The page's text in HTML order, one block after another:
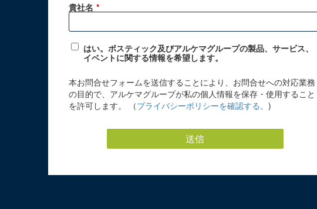
*
貴社名
はい。ボスティック及びアルケマグループの製品、サービス、
イベントに関する情報を希望します。
本お問合せフォームを送信することにより、お問合せへの対応業務
の目的で、アルケマグループが私の個人情報を保存・使用すること
を許可します。 （プライバシーポリシーを確認する。 )
送信